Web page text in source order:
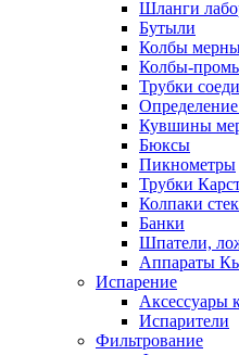
Шланги
Бутыли
Колбы
Колбы-
Трубки
Кувшины
Бюксы
Пикнометры
Трубки
Колпаки
Банки
Шпатели,
Аппараты
Испарение
Аксессуары
Испарители
Фильтрование